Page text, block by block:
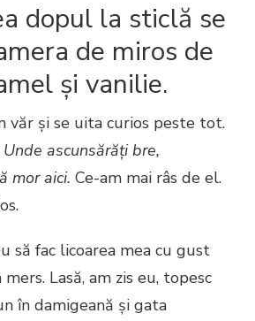
dopul la sticlă se
de miros de
și vanilie.
văr și se uita curios peste tot.
Unde ascunsărăți bre,
mor aici. Ce-am mai râs de el.
să fac licoarea mea cu gust
Lasă, am zis eu, topesc
în damigeană și gata